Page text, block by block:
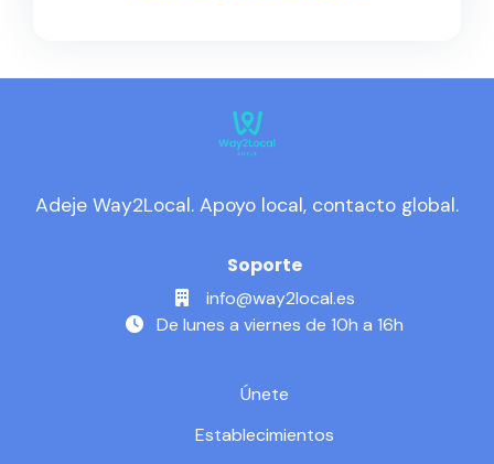
Adeje Way2Local. Apoyo local, contacto global.
Soporte
info@way2local.es
De lunes a viernes de 10h a 16h
Únete
Establecimientos